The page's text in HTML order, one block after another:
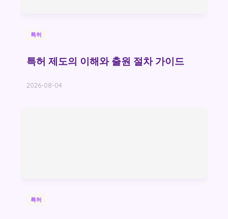
특허
특허 제도의 이해와 출원 절차 가이드
2026-08-04
특허